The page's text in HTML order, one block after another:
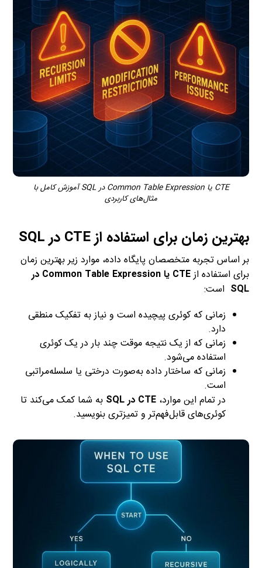
CTE یا Common Table Expression در SQL آموزش کامل با
مثال‌های کاربردی
بهترین زمان برای استفاده از CTE در SQL
بر اساس تجربه متخصصان پایگاه داده، موارد زیر بهترین زمان
برای استفاده از
CTE یا Common Table Expression در
SQL است:
زمانی که کوئری پیچیده است و نیاز به تفکیک منطقی
دارد.
زمانی که از یک نتیجه موقت چند بار در یک کوئری
استفاده می‌شود.
زمانی که ساختار داده به‌صورت درختی یا سلسله‌مراتبی
است.
در تمام این موارد،CTE در SQL
به شما کمک می‌کند تا
کوئری‌های قابل‌فهم‌تر و تمیزتری بنویسید.